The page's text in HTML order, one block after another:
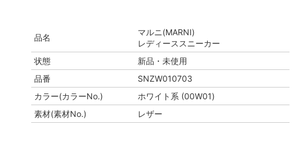
品名
マルニ(MARNI)
レディーススニーカー
状態
新品・未使用
品番
SNZW010703
カラー(カラーNo.)
ホワイト系 (00W01)
素材(素材No.)
レザー